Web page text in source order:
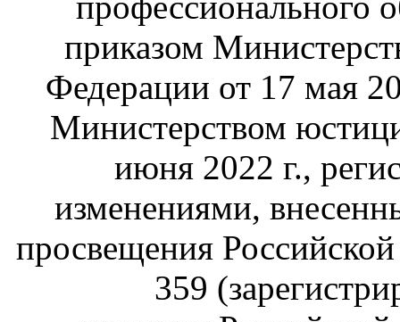
приказом
Федерации от 17 мая
Министерством
июня 2022 г.,
изменениями,
просвещения
359